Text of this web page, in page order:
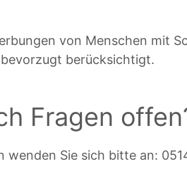
von Menschen mit
bevorzugt berücksichtigt.
Fragen
wenden Sie sich bitte an: